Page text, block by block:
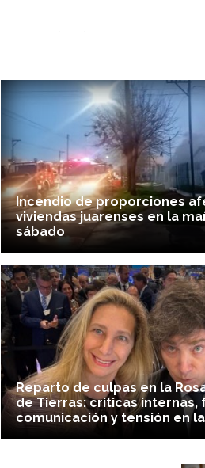
Incendio de proporciones
viviendas juarenses en la
sábado
Reparto de culpas en la
de Tierras: críticas internas,
comunicación y tensión en